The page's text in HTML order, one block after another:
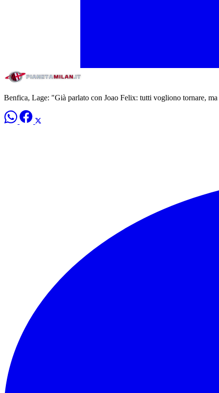
Benfica, Lage: "Già parlato con Joao Felix: tutti vogliono tornare,